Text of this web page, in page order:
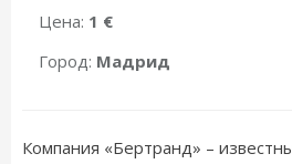
Цена: 1 €
Город: Мадрид
Компания «Бертранд» –